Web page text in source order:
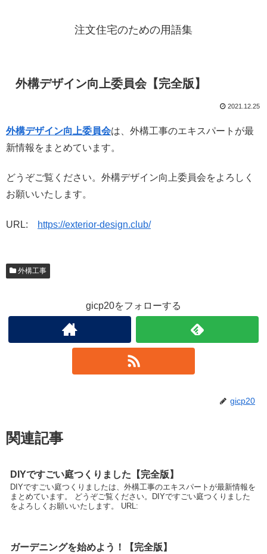
注文住宅のための用語集
外構デザイン向上委員会【完全版】
2021.12.25
外構デザイン向上委員会は、外構工事のエキスパートが最
新情報をまとめています。
どうぞご覧ください。外構デザイン向上委員会をよろしく
お願いいたします。
URL: https://exterior-design.club/
外構工事
gicp20をフォローする
gicp20
関連記事
DIYですごい庭つくりました【完全版】
DIYですごい庭つくりましたは、外構工事のエキスパートが最新情報を
まとめています。 どうぞご覧ください。DIYですごい庭つくりました
をよろしくお願いいたします。 URL:
ガーデニングを始めよう！【完全版】